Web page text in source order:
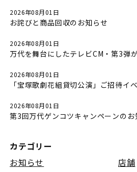
2026年08月01日
お詫びと商品回収のお知らせ
2026年08月01日
万代を舞台にしたテレビCM・第3弾
2026年08月01日
「宝塚歌劇花組貸切公演」ご招待イ
2026年08月01日
第3回万代ゲンコツキャンペーンのお
カテゴリー
お知らせ
店舗